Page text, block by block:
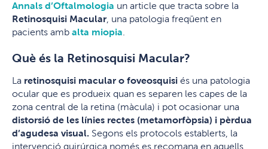
Annals d’Oftalmologia un article que tracta sobre la
Retinosquisi Macular , una patologia freqüent en
pacients amb alta miopia
Què és la Retinosquisi Macular?
La retinosquisi macular o foveosquisi és una patologia
ocular que es produeix quan es separen les capes de la
zona central de la retina (màcula) i pot ocasionar una
distorsió de les línies rectes (metamorfòpsia) i pèrdua
d’agudesa visual. Segons els protocols establerts, la
intervenció quirúrgica només es recomana en aquells